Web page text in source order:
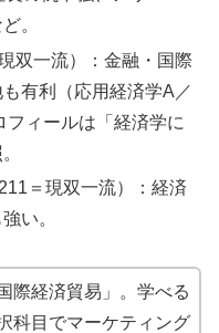
。
双一流）：金融・国際
有利（応用経済学A／
ィールは「経済学に
＝現双一流）：経済
い。
際経済貿易」。学べる
科目でマーケティング